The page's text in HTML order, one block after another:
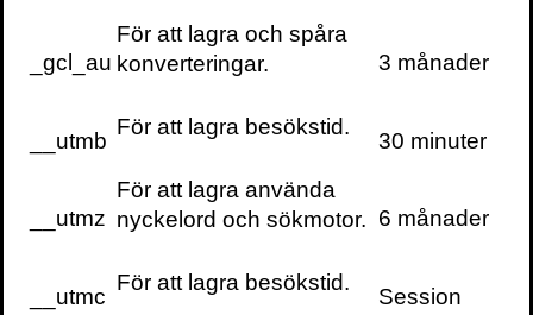
Grönare städer
Ett liv med insekter – och inget utan dem
RELATERAD INFORMATION
_gcl_au
För att lagra och spåra
konverteringar.
3 månader
__utmb
För att lagra besökstid.
30 minuter
__utmz
För att lagra använda
nyckelord och sökmotor. 6 månader
__utmc
För att lagra besökstid.
Session